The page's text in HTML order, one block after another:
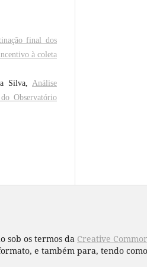
final dos
à coleta
Silva, Análise
Observatório
sob os termos da Creative
e também para, tendo